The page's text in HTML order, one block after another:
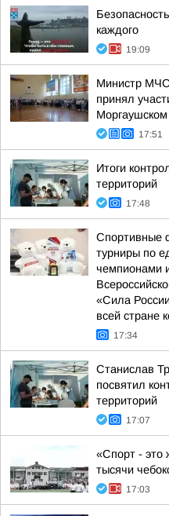
каждого
19:09
Министр
принял
Моргаушском
17:51
Итоги
территорий
17:48
Спортивные
турниры по
чемпионами
«Сила
всей стране
17:34
Станислав
посвятил
территорий
17:07
«Спорт - это
тысячи
17:03